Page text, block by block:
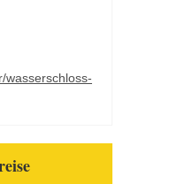
wasserschloss-